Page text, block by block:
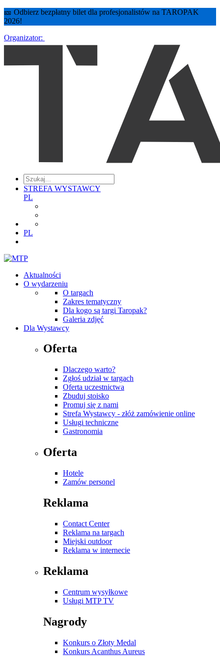
🎫 Odbierz bezpłatny bilet dla profesjonalistów na TAROPAK
2026!
Organizator:
STREFA WYSTAWCY
PL
PL
Aktualności
O wydarzeniu
O targach
Zakres tematyczny
Dla kogo są targi Taropak?
Galeria zdjęć
Dla Wystawcy
Oferta
Dlaczego warto?
Zgłoś udział w targach
Oferta uczestnictwa
Zbuduj stoisko
Promuj się z nami
Strefa Wystawcy - złóż zamówienie online
Usługi techniczne
Gastronomia
Oferta
Hotele
Zamów personel
Reklama
Contact Center
Reklama na targach
Miejski outdoor
Reklama w internecie
Reklama
Centrum wysyłkowe
Usługi MTP TV
Nagrody
Konkurs o Złoty Medal
Konkurs Acanthus Aureus